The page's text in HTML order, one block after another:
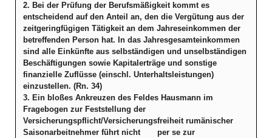
2. Bei der Prüfung der Berufsmäßigkeit kommt es
entscheidend auf den Anteil an, den die Vergütung aus der
zeitgeringfügigen Tätigkeit an dem Jahreseinkommen der
betreffenden Person hat. In das Jahresgesamteinkommen
sind alle Einkünfte aus selbständigen und unselbständigen
Beschäftigungen sowie Kapitalerträge und sonstige
finanzielle Zuflüsse (einschl. Unterhaltsleistungen)
einzustellen. (Rn. 34)
3. Ein bloßes Ankreuzen des Feldes Hausmann im
Fragebogen zur Feststellung der
Versicherungspflicht/Versicherungsfreiheit rumänischer
Saisonarbeitnehmer führt nicht per se zur